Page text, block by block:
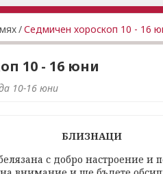
/Седмичен хороскоп 10 - 16
10 - 16 юни
10-16 юни
БЛИЗНАЦИ
с добро настроение и